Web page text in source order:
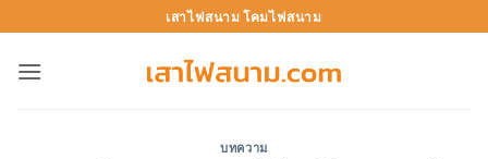
to
content
เสาไฟสนาม โคมไฟสนาม
บทความ